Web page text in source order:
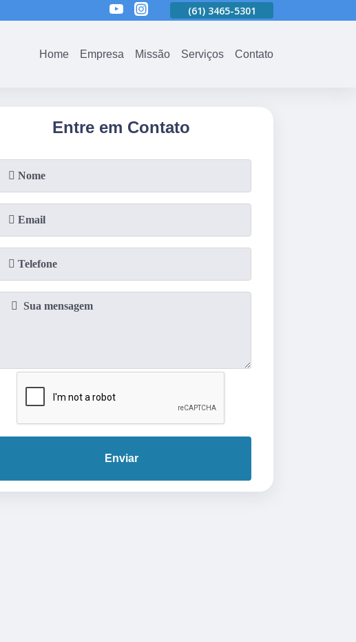
3465-5301 (61) 3465-5301
Home Empresa Missão Serviços Contato
Entre em Contato
Enviar